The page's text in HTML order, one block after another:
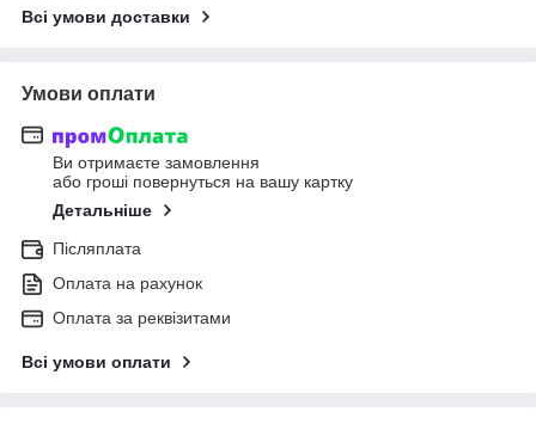
Всі умови доставки
Умови оплати
Ви отримаєте замовлення
або гроші повернуться на вашу картку
Детальніше
Післяплата
Оплата на рахунок
Оплата за реквізитами
Всі умови оплати